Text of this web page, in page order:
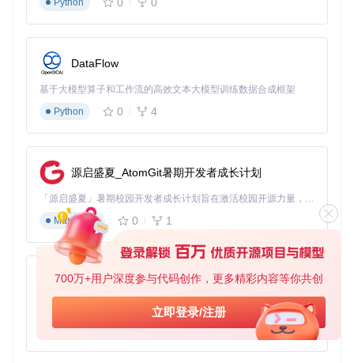
700万+用户深度参与代码创作，更多精彩内容等你共创
立即登录/注册
司智能识别、时间标签色彩编码（绿色表示24小时内，黄色表
示3天内，红色表示一周以上），全方位优化求职决策过程。
三、实施路径：三步开启高效求职之旅 🔧
开发者安装流程
git clone
新手友好安装步骤
打开Chrome浏览器，在地址栏输入chrome://extensio
ns/
右上角开启"开发者模式"开关
点击"加载已解压的扩展程序"按钮
开发调试模式
如需自定义功能或参与开发：
Python
DataFlow
基于大模型算子和工作流的高效文本大模型训练数据合成框架
Python
0 4
源启盛夏_AtomGit暑期开发者成长计划
「源启盛夏」暑期校园开发者成长计划旨在激活校园开源力量，通过积分激励、认证扶持、资源倾斜等形式，引导高校组织和开发者完成「入驻 — 建项目 — 做贡献 — 获认证 — 得资源」的完整闭环。无论你是想带领社团入驻平台的组织者，还是希望用代码贡献证明自己的开发者，都能在这里找到属于你的成长路径。
Markdown
0 1
py-xiaozhi
基于Python的Xiaozhi AI，适用于想要完整Xiaozhi体验而无需拥有专用硬件的用户。
Python
0 1